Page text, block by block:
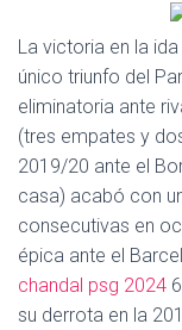
La victoria en la
único triunfo del
eliminatoria ante
(tres empates y
2019/20 ante el
casa) acabó con
consecutivas en
épica ante el
chandal psg 2024
su derrota en la